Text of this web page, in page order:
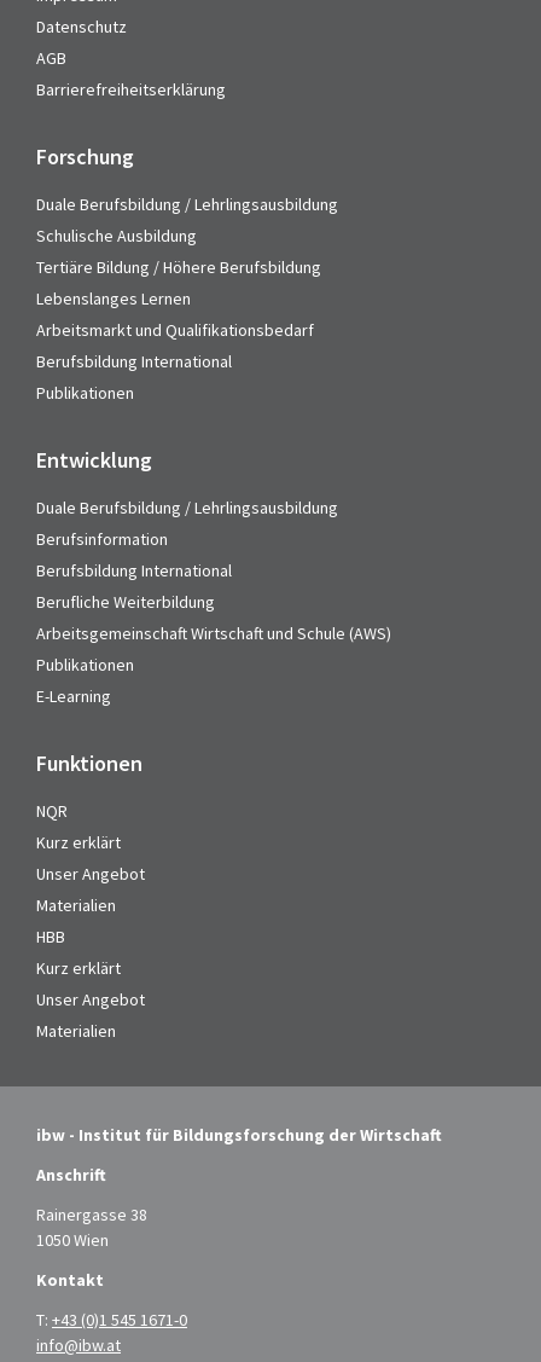
Datenschutz
AGB
Barrierefreiheitserklärung
Forschung
Duale Berufsbildung / Lehrlingsausbildung
Schulische Ausbildung
Tertiäre Bildung / Höhere Berufsbildung
Lebenslanges Lernen
Arbeitsmarkt und Qualifikationsbedarf
Berufsbildung International
Publikationen
Entwicklung
Duale Berufsbildung / Lehrlingsausbildung
Berufsinformation
Berufsbildung International
Berufliche Weiterbildung
Arbeitsgemeinschaft Wirtschaft und Schule (AWS)
Publikationen
E-Learning
Funktionen
NQR
Kurz erklärt
Unser Angebot
Materialien
HBB
Kurz erklärt
Unser Angebot
Materialien
ibw - Institut für Bildungsforschung der Wirtschaft
Anschrift
Rainergasse 38
1050 Wien
Kontakt
T: +43 (0)1 545 1671-0
info@ibw.at